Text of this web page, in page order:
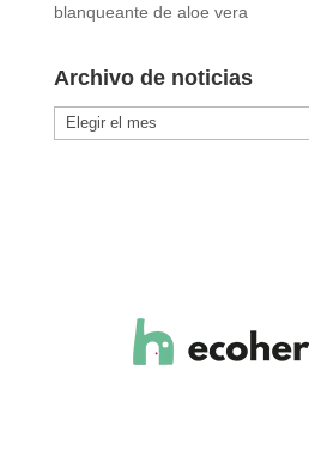
blanqueante de aloe vera
Archivo de noticias
Archivo
de